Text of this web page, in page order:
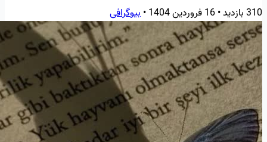
310 بازدید •16 فروردین 1404 •بیوگرافی